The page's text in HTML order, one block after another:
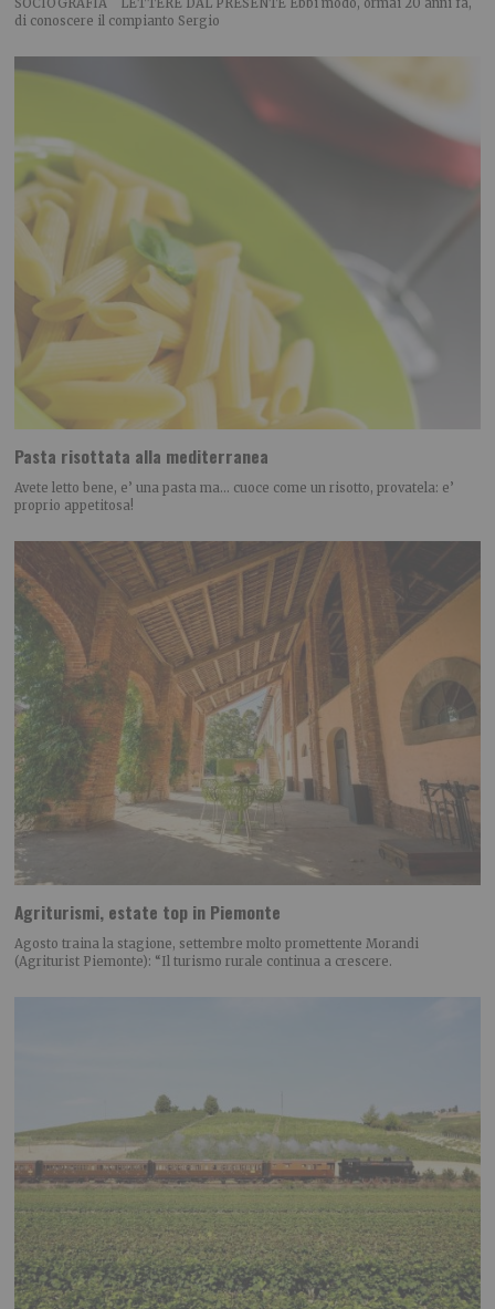
SOCIOGRAFIA LETTERE DAL PRESENTE Ebbi modo, ormai 20 anni fa,
di conoscere il compianto Sergio
Pasta risottata alla mediterranea
Avete letto bene, e’ una pasta ma… cuoce come un risotto, provatela: e’
proprio appetitosa!
Agriturismi, estate top in Piemonte
Agosto traina la stagione, settembre molto promettente Morandi
(Agriturist Piemonte): “Il turismo rurale continua a crescere.